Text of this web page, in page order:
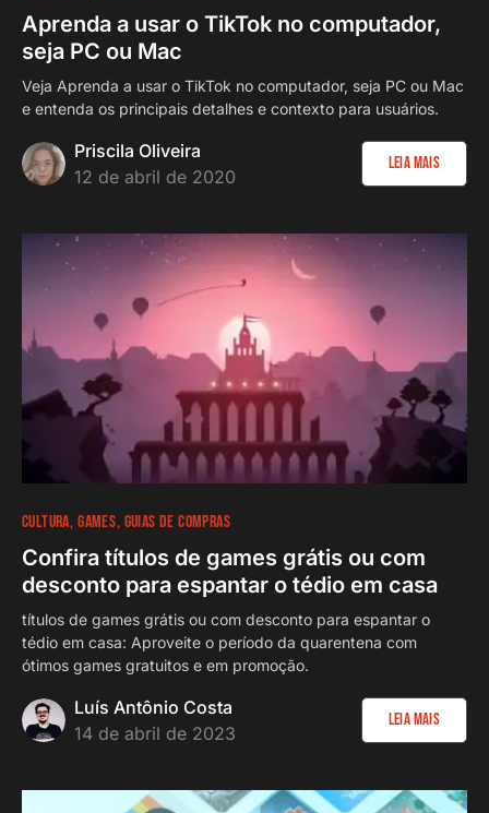
Aprenda a usar o TikTok no computador,
seja PC ou Mac
Veja Aprenda a usar o TikTok no computador, seja PC ou Mac
e entenda os principais detalhes e contexto para usuários.
Priscila Oliveira
12 de abril de 2020
Leia Mais
CULTURA GAMES GUIAS DE COMPRAS
Confira títulos de games grátis ou com
desconto para espantar o tédio em casa
títulos de games grátis ou com desconto para espantar o
tédio em casa: Aproveite o período da quarentena com
ótimos games gratuitos e em promoção.
Luís Antônio Costa
14 de abril de 2023
Leia Mais